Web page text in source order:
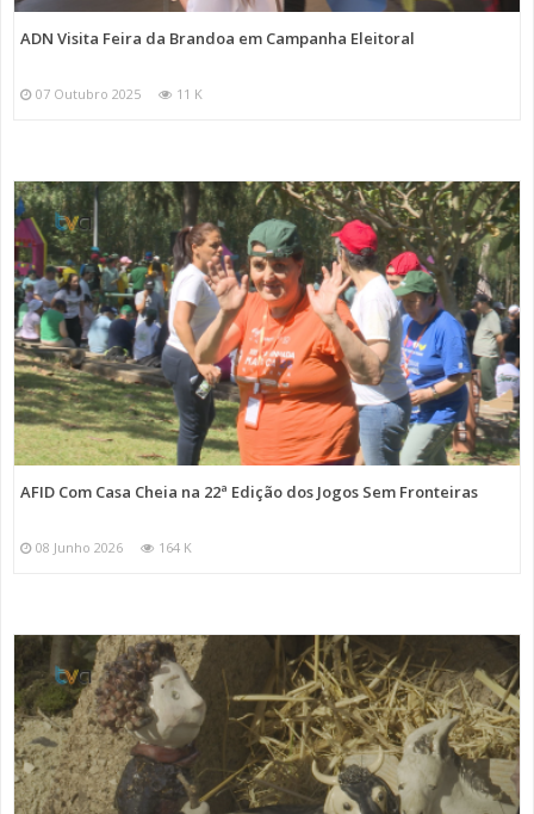
ADN Visita Feira da Brandoa em Campanha Eleitoral
07 Outubro 2025 11 K
AFID Com Casa Cheia na 22ª Edição dos Jogos Sem Fronteiras
08 Junho 2026 164 K